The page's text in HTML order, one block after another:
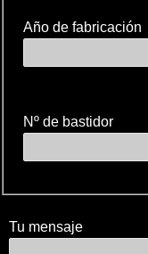
Año de fabricación
Nº de bastidor
Tu mensaje